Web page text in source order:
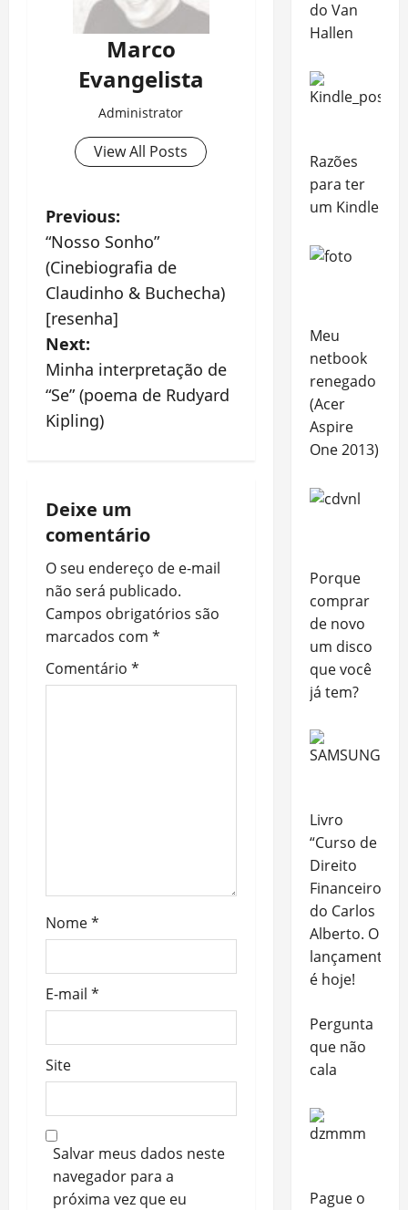
Marco
Evangelista
Administrator
View All Posts
P
o
s
t
n
a
g
a
t
i
o
Previous:
“Nosso Sonho”
(Cinebiografia de
Claudinho & Buchecha)
[resenha]
Next:
Minha interpretação de
“Se” (poema de Rudyard
Kipling)
Deixe um
comentário
O seu endereço de e-mail
não será publicado.
Campos obrigatórios são
marcados com *
Comentário *
Nome*
E-mail *
Site
Salvar meus dados neste
navegador para a
próxima vez que eu
do Van
Hallen
Razões
para ter
um Kindle
Meu
netbook
renegado
(Acer
Aspire
One 2013)
Porque
comprar
de novo
um disco
que você
já tem?
Livro
“Curso de
Direito
Financeiro”,
do Carlos
Alberto. O
lançamento
é hoje!
Pergunta
que não
cala
Pague o